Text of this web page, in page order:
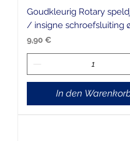
Goudkleurig Rotary
/ insigne schroefsluiting
Preis
9,90 €
In den